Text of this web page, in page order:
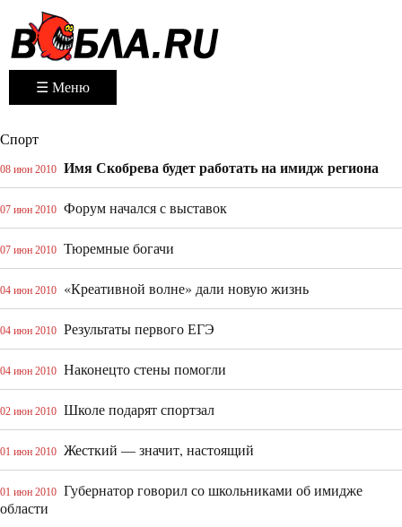
☰ Меню
Спорт
08 июн 2010 Имя Скобрева будет работать на имидж региона
07 июн 2010 Форум начался с выставок
07 июн 2010 Тюремные богачи
04 июн 2010 «Креативной волне» дали новую жизнь
04 июн 2010 Результаты первого ЕГЭ
04 июн 2010 Наконец­то стены помогли
02 июн 2010 Школе подарят спортзал
01 июн 2010 Жесткий — значит, настоящий
01 июн 2010 Губернатор говорил со школьниками об имидже
области